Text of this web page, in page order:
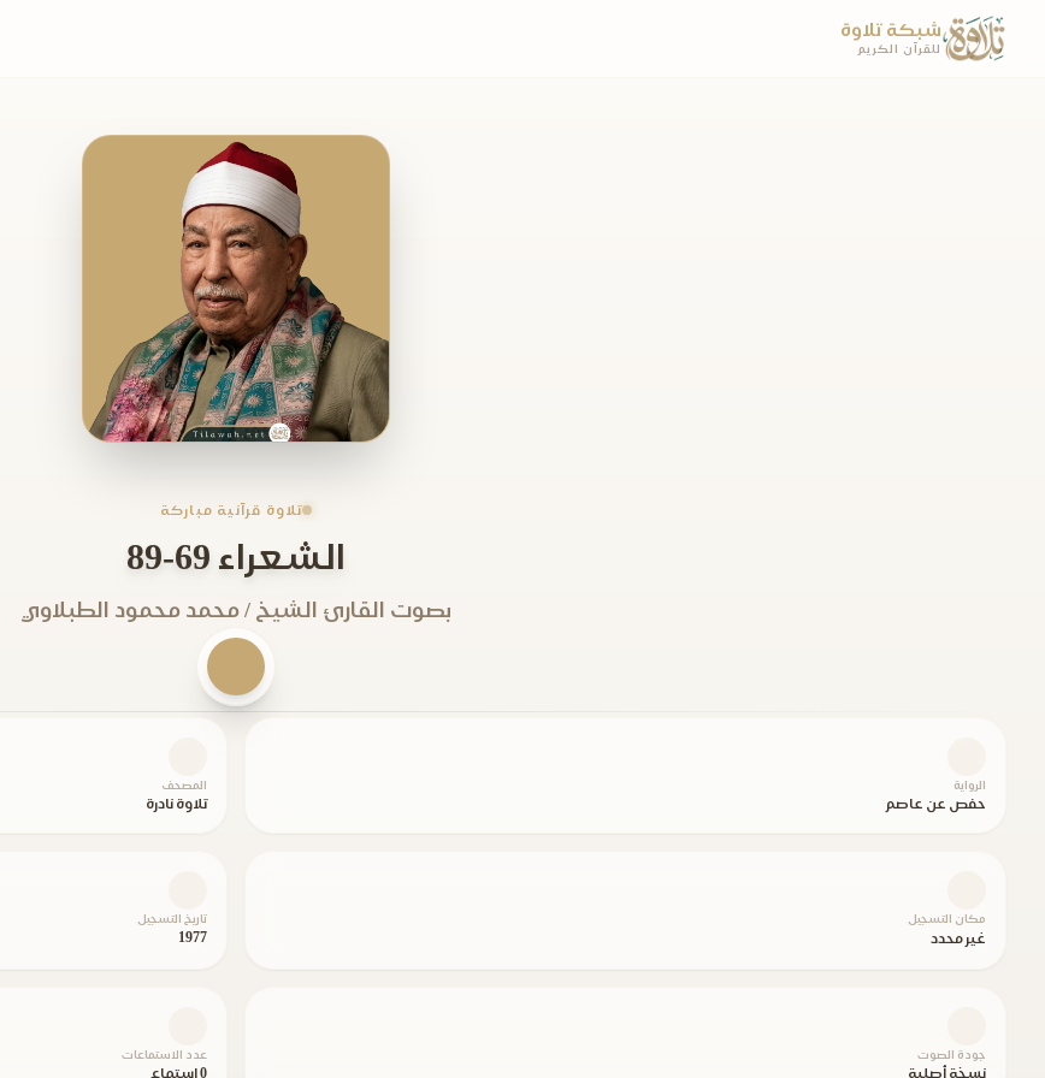
شبكة تلاوة
للقرآن الكريم
تلاوة قرآنية مباركة
الشعراء 69-89
بصوت القارئ الشيخ / محمد محمود الطبلاوي
الرواية
حفص عن عاصم
المصحف
تلاوة نادرة
مكان التسجيل
غير محدد
تاريخ التسجيل
1977
جودة الصوت
نسخة أصلية
عدد الاستماعات
0 استماع